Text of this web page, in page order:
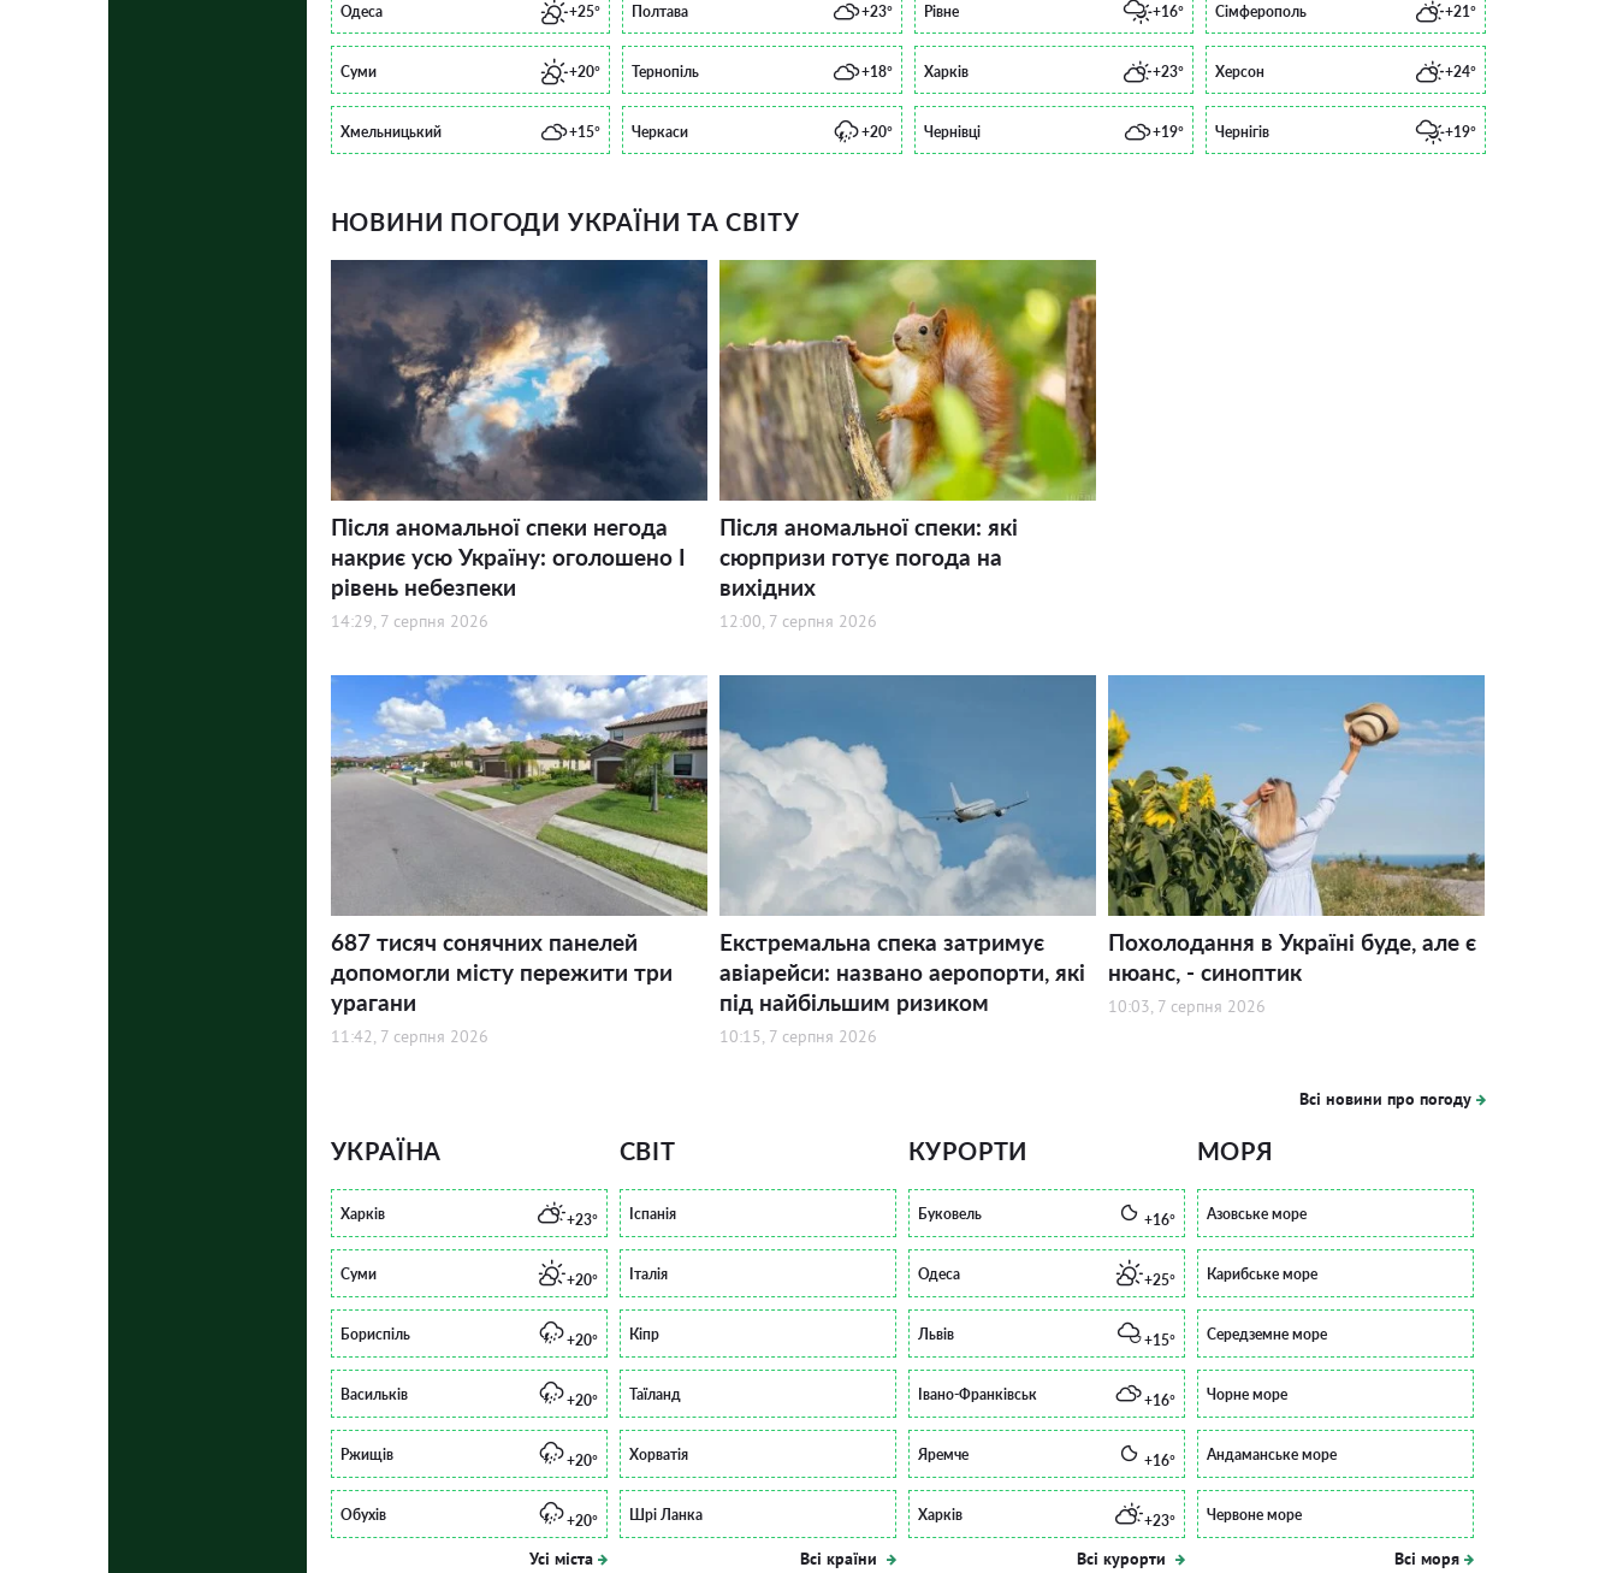
Одеса +25° Полтава +23° Рівне +16° Сімферополь +21°
Суми +20° Тернопіль +18° Харків +23° Херсон +24°
Хмельницький +15° Черкаси +20° Чернівці +19° Чернігів +19°
НОВИНИ ПОГОДИ УКРАЇНИ ТА СВІТУ
Після аномальної спеки негода
накриє усю Україну: оголошено І
рівень небезпеки
14:29, 7 серпня 2026
Після аномальної спеки: які
сюрпризи готує погода на
вихідних
12:00, 7 серпня 2026
687 тисяч сонячних панелей
допомогли місту пережити три
урагани
11:42, 7 серпня 2026
Екстремальна спека затримує
авіарейси: названо аеропорти, які
під найбільшим ризиком
10:15, 7 серпня 2026
Похолодання в Україні буде, але є
нюанс, - синоптик
10:03, 7 серпня 2026
Всі новини про погоду
УКРАЇНА
Харків +23°
Суми +20°
Бориспіль +20°
Васильків +20°
Ржищів +20°
Обухів +20°
Усі міста
СВІТ
Іспанія
Італія
Кіпр
Таїланд
Хорватія
Шрі Ланка
Всі країни
КУРОРТИ
Буковель +16°
Одеса +25°
Львів +15°
Івано-Франківськ +16°
Яремче +16°
Харків +23°
Всі курорти
МОРЯ
Азовське море
Карибське море
Середземне море
Чорне море
Андаманське море
Червоне море
Всі моря